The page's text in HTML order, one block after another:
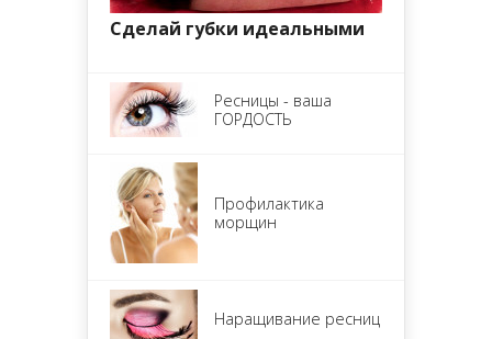
Сделай губки идеальными
Ресницы - ваша
ГОРДОСТЬ
Профилактика
морщин
Наращивание ресниц